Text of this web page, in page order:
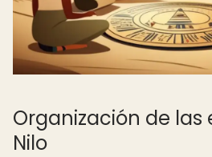
Organización de las
Nilo